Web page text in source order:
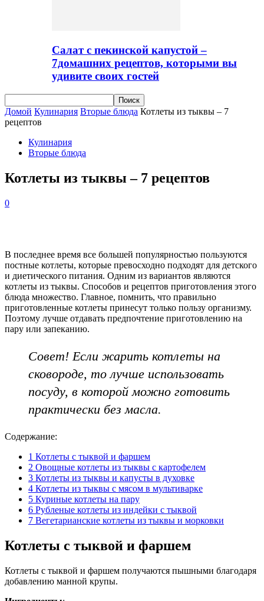
Салат с пекинской капустой –
7домашних рецептов, которыми вы
удивите своих гостей
Домой Кулинария Вторые блюда Котлеты из тыквы – 7
рецептов
Кулинария
Вторые блюда
Котлеты из тыквы – 7 рецептов
0
В последнее время все большей популярностью пользуются
постные котлеты, которые превосходно подходят для детского
и диетического питания. Одним из вариантов являются
котлеты из тыквы. Способов и рецептов приготовления этого
блюда множество. Главное, помнить, что правильно
приготовленные котлеты принесут только пользу организму.
Поэтому лучше отдавать предпочтение приготовлению на
пару или запеканию.
Совет! Если жарить котлеты на
сковороде, то лучше использовать
посуду, в которой можно готовить
практически без масла.
Содержание:
1 Котлеты с тыквой и фаршем
2 Овощные котлеты из тыквы с картофелем
3 Котлеты из тыквы и капусты в духовке
4 Котлеты из тыквы с мясом в мультиварке
5 Куриные котлеты на пару
6 Рубленые котлеты из индейки с тыквой
7 Вегетарианские котлеты из тыквы и морковки
Котлеты с тыквой и фаршем
Котлеты с тыквой и фаршем получаются пышными благодаря
добавлению манной крупы.